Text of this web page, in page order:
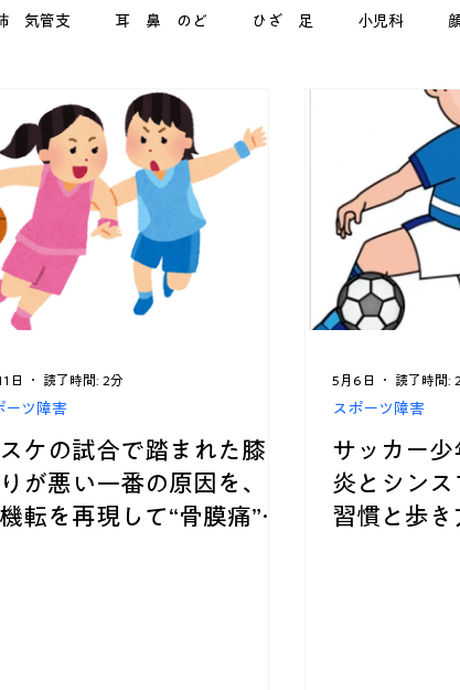
気管支 耳 鼻 のど ひざ 足 小児科
Mizu’sRoom 心臓 血管 ス
カテゴリー案内 脳 神経 総合ケア あちこ
ケの試合で踏まれた膝の
が悪い一番の原因を、受
転を再現して“骨膜痛”と
ーツ障害
日 読了時間: 2分
サッカー少
炎とシン
習慣と歩き
スポーツ障害
5月6日 読了時間: